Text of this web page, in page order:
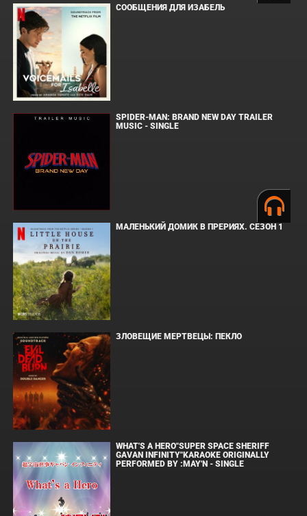
СООБЩЕНИЯ ДЛЯ ИЗАБЕЛЬ
SPIDER-MAN: BRAND NEW DAY TRAILER
MUSIC - SINGLE
МАЛЕНЬКИЙ ДОМИК В ПРЕРИЯХ. СЕЗОН 1
ЗЛОВЕЩИЕ МЕРТВЕЦЫ: ПЕКЛО
WHAT'S A HERO"SUPER SPACE SHERIFF
GAVAN INFINITY"KARAOKE ORIGINALLY
PERFORMED BY :MAY'N - SINGLE